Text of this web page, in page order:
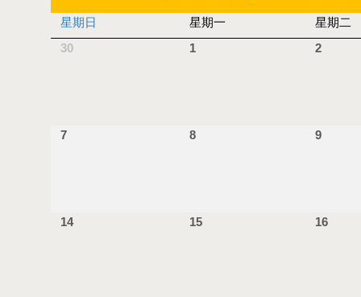
星期日 星期一
星期二
30
1 2
7 8 9
14 15 16